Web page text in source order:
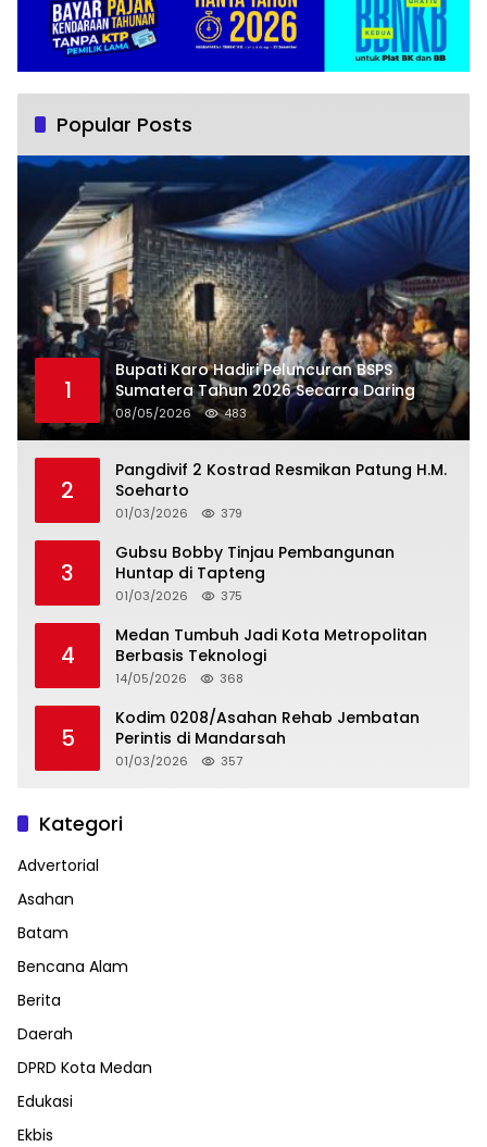
Popular Posts
1
Bupati Karo Hadiri Peluncuran BSPS
Sumatera Tahun 2026 Secarra Daring
08/05/2026 483
2
Pangdivif 2 Kostrad Resmikan Patung H.M.
Soeharto
01/03/2026 379
3
Gubsu Bobby Tinjau Pembangunan
Huntap di Tapteng
01/03/2026 375
4
Medan Tumbuh Jadi Kota Metropolitan
Berbasis Teknologi
14/05/2026 368
5
Kodim 0208/Asahan Rehab Jembatan
Perintis di Mandarsah
01/03/2026 357
Kategori
Advertorial
Asahan
Batam
Bencana Alam
Berita
Daerah
DPRD Kota Medan
Edukasi
Ekbis